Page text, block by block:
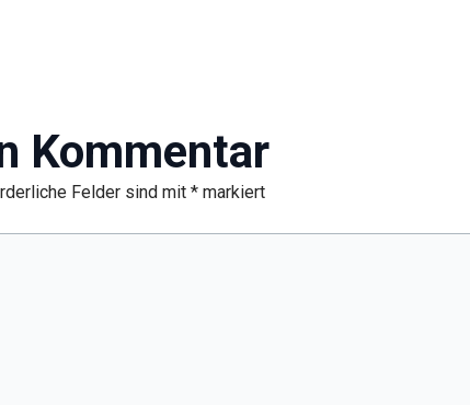
Kommentar
Felder sind mit * markiert